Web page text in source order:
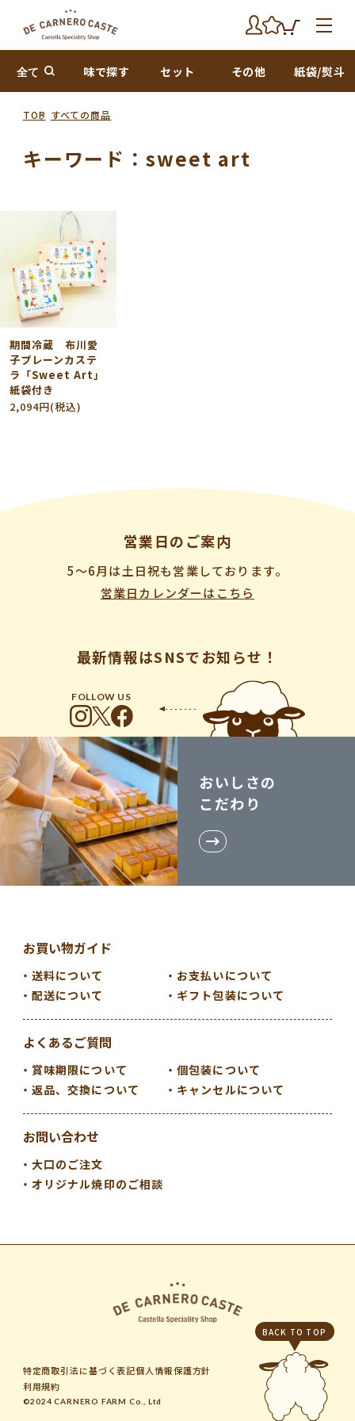
全て 味で探す セット その他 紙袋/熨斗
TOP すべての商品
キーワード：sweet art
期間冷蔵 布川愛
子プレーンカステ
ラ「Sweet Art」
紙袋付き
2,094円(税込)
営業日のご案内
5〜6月は土日祝も営業しております。
営業日カレンダーはこちら
最新情報はSNSでお知らせ！
FOLLOW US
おいしさの
こだわり
お買い物ガイド
送料について
お支払いについて
配送について
ギフト包装について
よくあるご質問
賞味期限について
個包装について
返品、交換について
キャンセルについて
お問い合わせ
大口のご注文
オリジナル焼印のご相談
©2024 CARNERO FARM Co., Ltd
特定商取引法に基づく表記個人情報保護方針
利用規約
BACK TO TOP